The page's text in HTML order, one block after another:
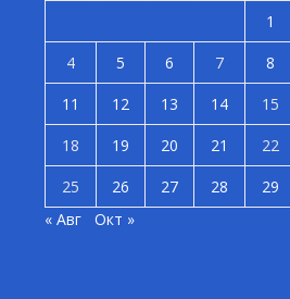
1
4
5 6 7 8
11
12 13 14 15
18
19 20 21 22
25
26 27 28 29
« Авг
Окт »